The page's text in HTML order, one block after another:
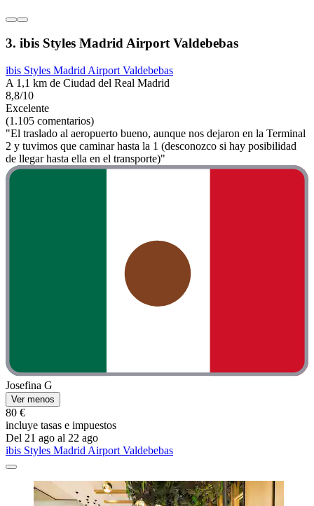
3. ibis Styles Madrid Airport Valdebebas
ibis Styles Madrid Airport Valdebebas
A 1,1 km de Ciudad del Real Madrid
8,8/10
Excelente
(1.105 comentarios)
"El traslado al aeropuerto bueno, aunque nos dejaron en la Terminal
2 y tuvimos que caminar hasta la 1 (desconozco si hay posibilidad
de llegar hasta ella en el transporte)"
Josefina G
Ver menos
80 €
incluye tasas e impuestos
Del 21 ago al 22 ago
ibis Styles Madrid Airport Valdebebas